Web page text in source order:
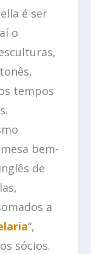
é ser
o
tempos
bem-
de
a
“,
sócios.